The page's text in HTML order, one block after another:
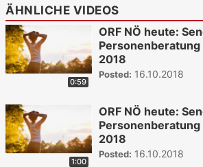
ÄHNLICHE VIDEOS
0:59
ORF NÖ heute:
2018
Posted: 16.10.2018
1:00
ORF NÖ heute:
2018
Posted: 16.10.2018